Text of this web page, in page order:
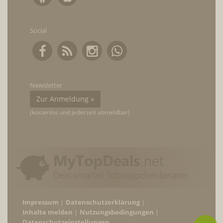
Social
Newsletter
Zur Anmeldung »
(kostenlos und jederzeit abmeldbar)
Impressum
Datenschutzerklärung
Inhalte melden
Nutzungsbedingungen